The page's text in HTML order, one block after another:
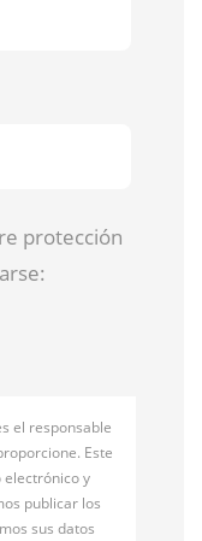
protección
el responsable
Este
y
publicar los
sus datos